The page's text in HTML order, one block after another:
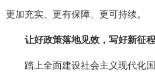
更加充实、更有保障、更可持续。
让好政策落地见效，写好新征
踏上全面建设社会主义现代化